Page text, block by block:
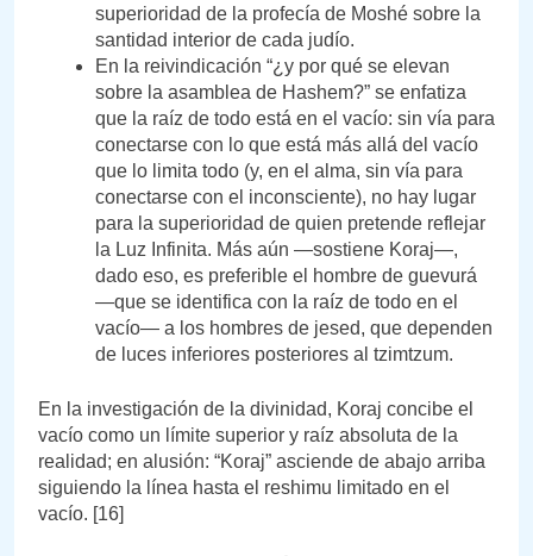
superioridad de la profecía de Moshé sobre la
santidad interior de cada judío.
En la reivindicación “¿y por qué se elevan
sobre la asamblea de Hashem?” se enfatiza
que la raíz de todo está en el vacío: sin vía para
conectarse con lo que está más allá del vacío
que lo limita todo (y, en el alma, sin vía para
conectarse con el inconsciente), no hay lugar
para la superioridad de quien pretende reflejar
la Luz Infinita. Más aún —sostiene Koraj—,
dado eso, es preferible el hombre de guevurá
—que se identifica con la raíz de todo en el
vacío— a los hombres de jesed, que dependen
de luces inferiores posteriores al tzimtzum.
En la investigación de la divinidad, Koraj concibe el
vacío como un límite superior y raíz absoluta de la
realidad; en alusión: “Koraj” asciende de abajo arriba
siguiendo la línea hasta el reshimu limitado en el
vacío. [16]